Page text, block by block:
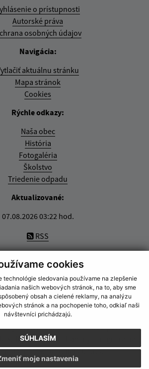
cookies
technológie sledovania používame na zlepšenie
našich webových stránok, na to, aby sme
obsah a cielené reklamy, na analýzu
stránok a na pochopenie toho, odkiaľ naši
návštevníci prichádzajú.
SÚHLASÍM
moje nastavenia
o prístupnosti
Autorské práva
osobných údajov
Navigácia:
aktuálnu stránku
Mapa stránok
Cookies
Rýchle odkazy:
Naša obec
História
Fotogaléria
Školstvo
Triedenie odpadu
Aktualizované:
07.08.2026 03:22 hod.
RSS
je Obec Zemplínska Nová Ves.
sJednotným dizajn manuálom
elektronických služieb.
systém ECHELON 2
web portál
s.r.o.
spoločnosť webex.digital, s.r.o.